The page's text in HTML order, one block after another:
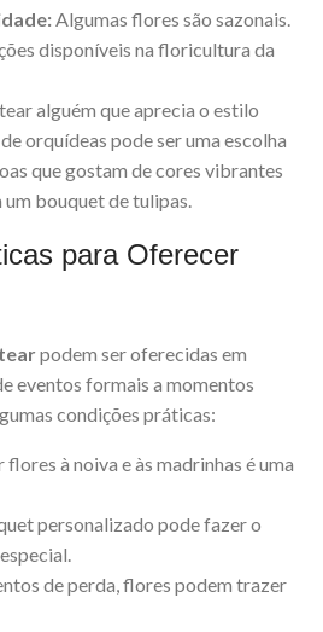
Algumas flores são sazonais.
disponíveis na floricultura da
alguém que aprecia o estilo
orquídeas pode ser uma escolha
que gostam de cores vibrantes
bouquet de tulipas.
para Oferecer
podem ser oferecidas em
eventos formais a momentos
condições práticas:
à noiva e às madrinhas é uma
personalizado pode fazer o
de perda, flores podem trazer